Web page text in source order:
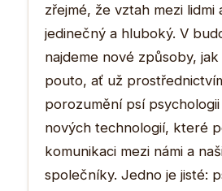
zřejmé, že vztah mezi lidmi
jedinečný a hluboký. V
najdeme nové způsoby,
pouto, ať už
porozumění psí
nových technologií, které
komunikaci mezi námi a
společníky. Jedno je jisté: